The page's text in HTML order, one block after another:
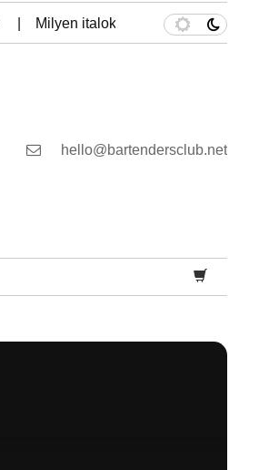
Milyen italokat érdemes otthonra
hello@bartendersclub.net